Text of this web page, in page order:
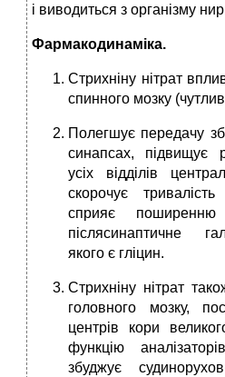
і виводиться з організ­му
Фармакодинаміка.
Стрихніну ні­трат
спин­ного мозку
Полегшує передачу
синапсах, підвищує
усіх відділів
скорочує
сприяє поширенню
післясинаптичне
якого є гліцин.
Стрих­ніну нітрат
головного мозку,
центрів кори
функцію
збуджує